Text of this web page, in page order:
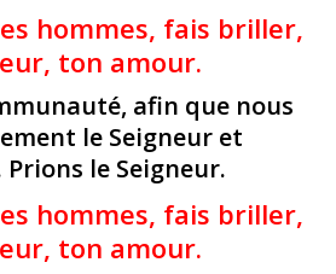
hommes, fais briller,
ton amour.
afin que nous
le Seigneur et
le Seigneur.
hommes, fais briller,
ton amour.